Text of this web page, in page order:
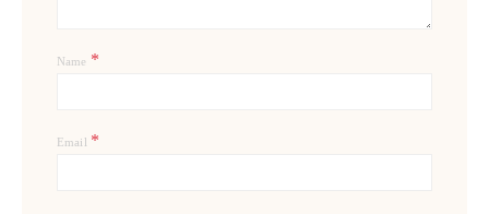
Name *
Email *